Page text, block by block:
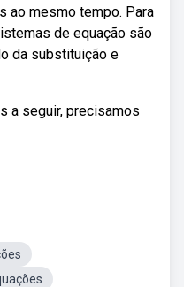
ao mesmo tempo. Para
de equação são
da substituição e
a seguir, precisamos